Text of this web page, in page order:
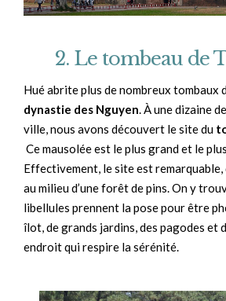
2. Le tombeau de
Hué abrite plus de nombreux tombaux
dynastie des Nguyen. À une dizaine
ville, nous avons découvert le site du
Ce mausolée est le plus grand et le
Effectivement, le site est remarquable,
au milieu d’une forêt de pins. On y
libellules prennent la pose pour être
îlot, de grands jardins, des pagodes et
endroit qui respire la sérénité.